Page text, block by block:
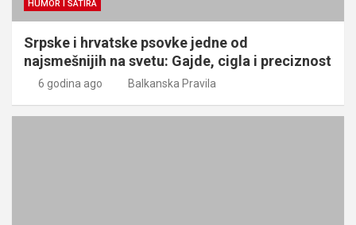
HUMOR I SATIRA
Srpske i hrvatske psovke jedne od
najsmešnijih na svetu: Gajde, cigla i preciznost
6 godina ago Balkanska Pravila